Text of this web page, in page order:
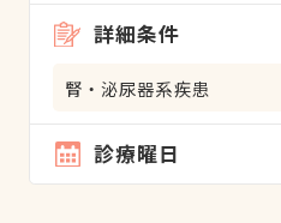
詳細条件
腎・泌尿器系疾患
診療曜日